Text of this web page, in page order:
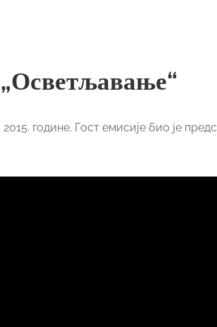
године. Гост емисије био је